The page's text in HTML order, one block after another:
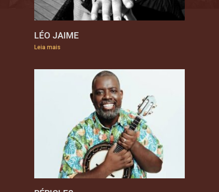
LÉO JAIME
Leia mais